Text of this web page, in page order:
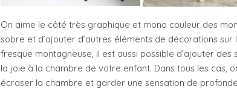
On aime le côté très graphique et mono couleur des
sobre et d’ajouter d’autres éléments de décorations
fresque montagneuse, il est aussi possible d’ajouter
la joie à la chambre de votre enfant. Dans tous les cas,
écraser la chambre et garder une sensation de